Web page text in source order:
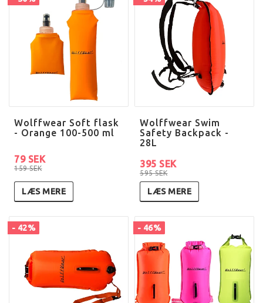
Wolffwear Soft flask
- Orange 100-500 ml
159 SEK
79 SEK
LÆS MERE
Wolffwear Swim
Safety Backpack -
28L
595 SEK
395 SEK
LÆS MERE
- 42% - 46%